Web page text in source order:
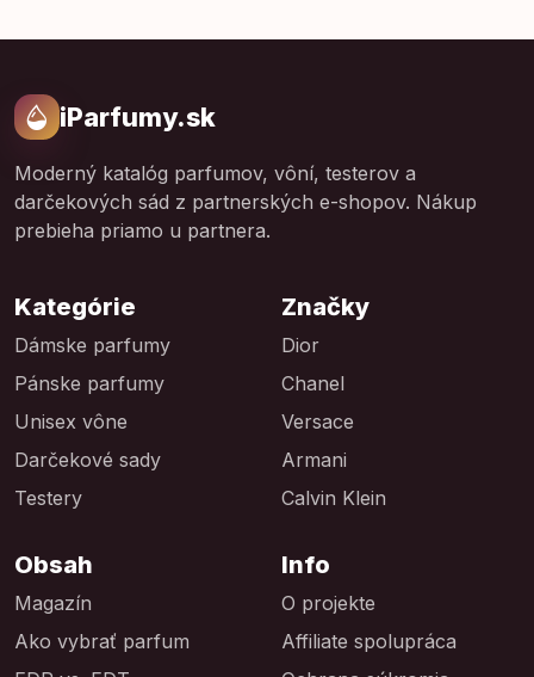
iParfumy.sk
Moderný katalóg parfumov, vôní, testerov a
darčekových sád z partnerských e-shopov. Nákup
prebieha priamo u partnera.
Kategórie
Dámske parfumy
Pánske parfumy
Unisex vône
Darčekové sady
Testery
Značky
Dior
Chanel
Versace
Armani
Calvin Klein
Obsah
Magazín
Ako vybrať parfum
Info
O projekte
Affiliate spolupráca